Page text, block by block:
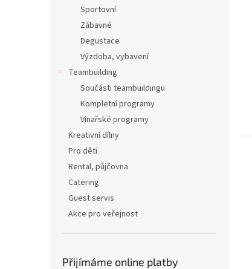
Sportovní
Zábavné
Degustace
Výzdoba, vybavení
Teambuilding
Součásti teambuildingu
Kompletní programy
Vinařské programy
Kreativní dílny
Pro děti
Rental, půjčovna
Catering
Guest servis
Akce pro veřejnost
Přijímáme online platby